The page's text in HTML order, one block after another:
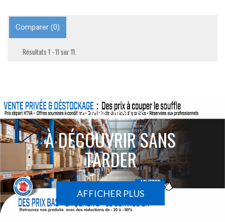
Comparer (0)
Résultats 1 - 11 sur 11.
ACTIONS SPÉCIALES
À DÉCOUVRIR SANS
TARDER
AFFICHER PLUS